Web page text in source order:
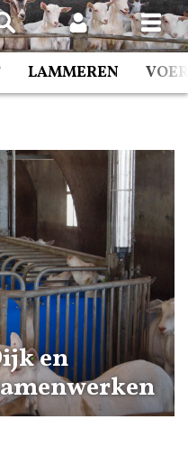
LAMMEREN
en